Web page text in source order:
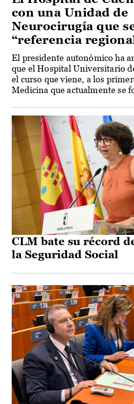
con una Unidad de
Neurocirugía que
“referencia
El presidente autonómico ha
que el Hospital Universitario
el curso que viene, a los
Medicina que actualmente se
CLM bate su récord
la Seguridad Social